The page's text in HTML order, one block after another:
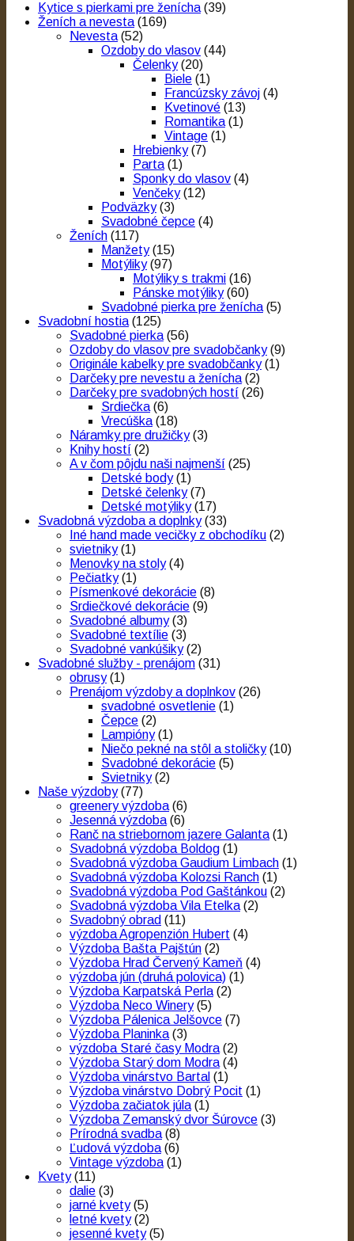
Kytice s pierkami pre ženícha (39)
Ženích a nevesta (169)
Nevesta (52)
Ozdoby do vlasov (44)
Čelenky (20)
Biele (1)
Francúzsky závoj (4)
Kvetinové (13)
Romantika (1)
Vintage (1)
Hrebienky (7)
Parta (1)
Sponky do vlasov (4)
Venčeky (12)
Podväzky (3)
Svadobné čepce (4)
Ženích (117)
Manžety (15)
Motýliky (97)
Motýliky s trakmi (16)
Pánske motýliky (60)
Svadobné pierka pre ženícha (5)
Svadobní hostia (125)
Svadobné pierka (56)
Ozdoby do vlasov pre svadobčanky (9)
Originále kabelky pre svadobčanky (1)
Darčeky pre nevestu a ženícha (2)
Darčeky pre svadobných hostí (26)
Srdiečka (6)
Vrecúška (18)
Náramky pre družičky (3)
Knihy hostí (2)
A v čom pôjdu naši najmenší (25)
Detské body (1)
Detské čelenky (7)
Detské motýliky (17)
Svadobná výzdoba a doplnky (33)
Iné hand made vecičky z obchodíku (2)
svietniky (1)
Menovky na stoly (4)
Pečiatky (1)
Písmenkové dekorácie (8)
Srdiečkové dekorácie (9)
Svadobné albumy (3)
Svadobné textílie (3)
Svadobné vankúšiky (2)
Svadobné služby - prenájom (31)
obrusy (1)
Prenájom výzdoby a doplnkov (26)
svadobné osvetlenie (1)
Čepce (2)
Lampióny (1)
Niečo pekné na stôl a stoličky (10)
Svadobné dekorácie (5)
Svietniky (2)
Naše výzdoby (77)
greenery výzdoba (6)
Jesenná výzdoba (6)
Ranč na striebornom jazere Galanta (1)
Svadobná výzdoba Boldog (1)
Svadobná výzdoba Gaudium Limbach (1)
Svadobná výzdoba Kolozsi Ranch (1)
Svadobná výzdoba Pod Gaštánkou (2)
Svadobná výzdoba Vila Etelka (2)
Svadobný obrad (11)
výzdoba Agropenzión Hubert (4)
Výzdoba Bašta Pajštún (2)
Výzdoba Hrad Červený Kameň (4)
výzdoba jún (druhá polovica) (1)
Výzdoba Karpatská Perla (2)
Výzdoba Neco Winery (5)
Výzdoba Pálenica Jelšovce (7)
Výzdoba Planinka (3)
výzdoba Staré časy Modra (2)
Výzdoba Starý dom Modra (4)
Výzdoba vinárstvo Bartal (1)
Výzdoba vinárstvo Dobrý Pocit (1)
Výzdoba začiatok júla (1)
Výzdoba Zemanský dvor Šúrovce (3)
Prírodná svadba (8)
Ľudová výzdoba (6)
Vintage výzdoba (1)
Kvety (11)
dalie (3)
jarné kvety (5)
letné kvety (2)
jesenné kvety (5)